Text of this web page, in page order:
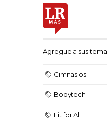
Agregue a sus
Gimnasios
Bodytech
Fit for All